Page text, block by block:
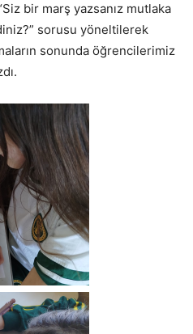
bir marş yazsanız mutlaka
sorusu yöneltilerek
sonunda öğrencilerimiz